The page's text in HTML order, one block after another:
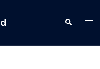
Suche